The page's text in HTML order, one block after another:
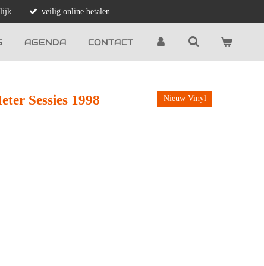
veilig online betalen
AGENDA CONTACT
Sessies 1998 Nieuw Vinyl